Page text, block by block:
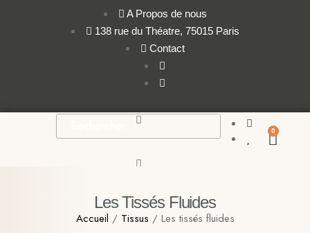
A Propos de nous
138 rue du Théatre, 75015 Paris
Contact
0
Les Tissés Fluides
Accueil / Tissus / Les tissés fluides